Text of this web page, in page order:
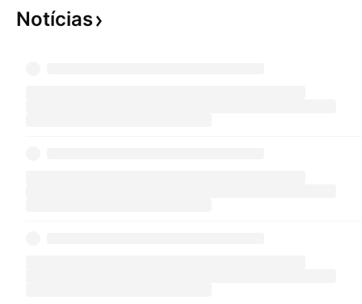
Notícias